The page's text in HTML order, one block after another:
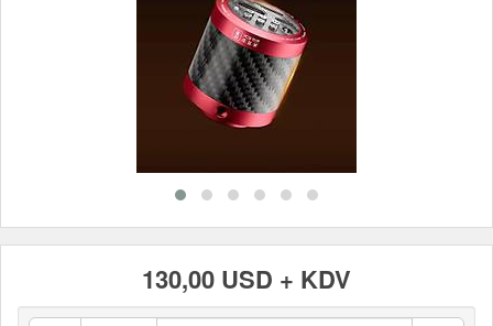
130,00 USD + KDV